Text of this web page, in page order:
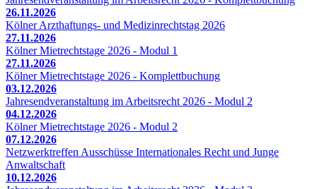
26.11.2026
Kölner Arzthaftungs- und Medizinrechtstag 2026
27.11.2026
Kölner Mietrechtstage 2026 - Modul 1
27.11.2026
Kölner Mietrechtstage 2026 - Komplettbuchung
03.12.2026
Jahresendveranstaltung im Arbeitsrecht 2026 - Modul 2
04.12.2026
Kölner Mietrechtstage 2026 - Modul 2
07.12.2026
Netzwerktreffen Ausschüsse Internationales Recht und Junge
Anwaltschaft
10.12.2026